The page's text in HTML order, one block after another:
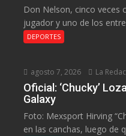
Don Nelson, cinco veces
jugador y uno de los
DEPORTES
agosto 7, 2026 La
Oficial: ‘Chucky’
Galaxy
Foto: Mexsport Hirving
en las canchas, luego de